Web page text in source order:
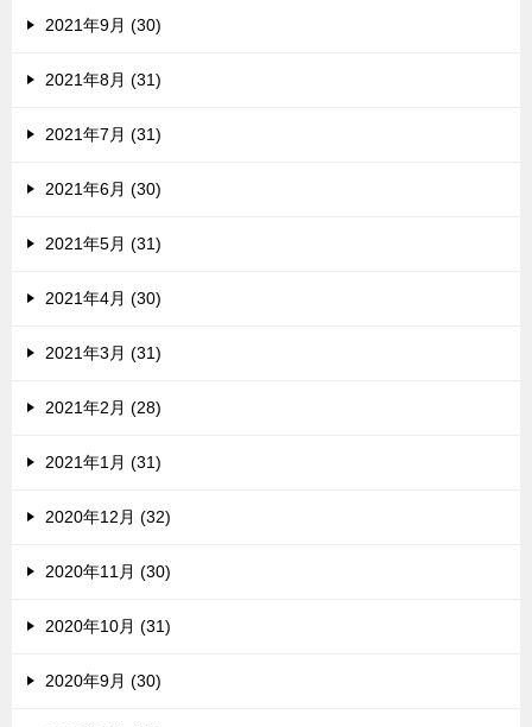
2021年9月 (30)
2021年8月 (31)
2021年7月 (31)
2021年6月 (30)
2021年5月 (31)
2021年4月 (30)
2021年3月 (31)
2021年2月 (28)
2021年1月 (31)
2020年12月 (32)
2020年11月 (30)
2020年10月 (31)
2020年9月 (30)